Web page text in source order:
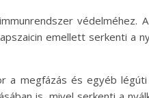
védelméhez.
emellett serkenti a
a megfázás és egyéb